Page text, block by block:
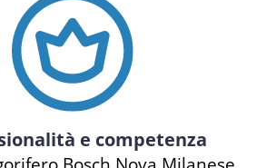
e competenza